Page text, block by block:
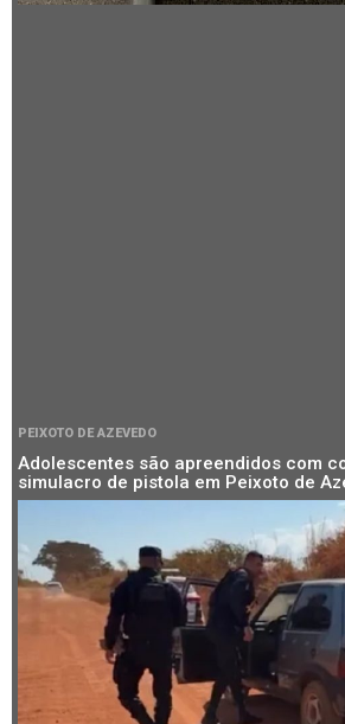
PEIXOTO DE AZEVEDO
Adolescentes são apreendidos com
simulacro de pistola em Peixoto de